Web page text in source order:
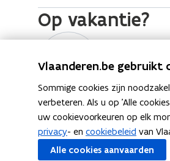
Op vakantie?
A
u
a
r
i
u
A
u
a
r
i
u
Deel deze pagina
F
a
Vlaanderen.be gebruikt
Sommige cookies zijn
verbeteren. Als u op 'Alle
uw cookievoorkeuren op elk
privacy- en cookiebeleid van
Alle cookies aanvaarden